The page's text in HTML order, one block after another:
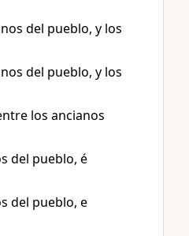
del pueblo, y los
del pueblo, y los
los ancianos
del pueblo, é
del pueblo, e